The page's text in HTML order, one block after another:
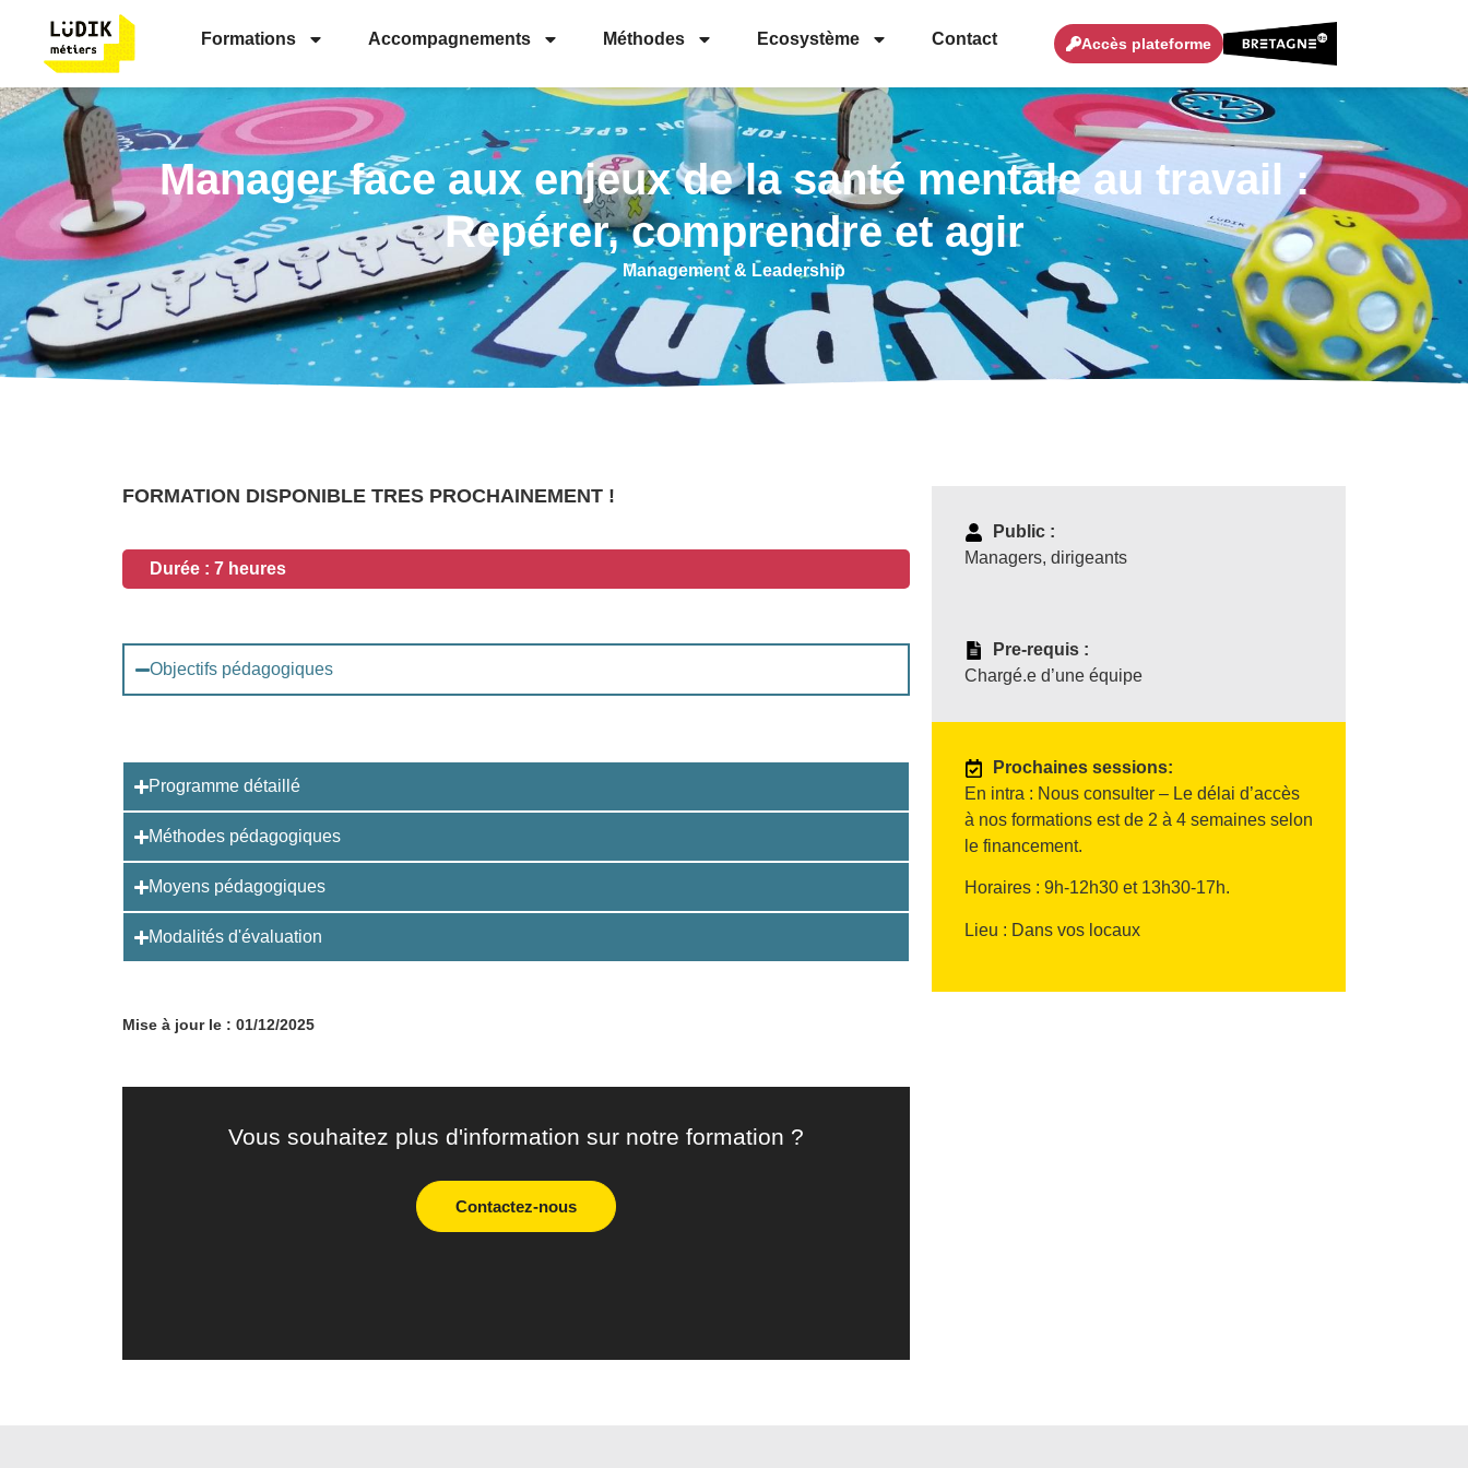
Formations Accompagnements Méthodes Ecosystème Contact Accès plateforme
Manager face aux enjeux de la santé mentale au travail :
Repérer, comprendre et agir
Management & Leadership
FORMATION DISPONIBLE TRES PROCHAINEMENT !
Durée : 7 heures
Objectifs pédagogiques
Programme détaillé
Méthodes pédagogiques
Moyens pédagogiques
Modalités d'évaluation
Mise à jour le : 01/12/2025
Vous souhaitez plus d'information sur notre formation ?
Contactez-nous
Public :
Managers, dirigeants
Pre-requis :
Chargé.e d’une équipe
Prochaines sessions:
En intra : Nous consulter – Le délai d’accès
à nos formations est de 2 à 4 semaines selon
le financement.
Horaires : 9h-12h30 et 13h30-17h.
Lieu : Dans vos locaux